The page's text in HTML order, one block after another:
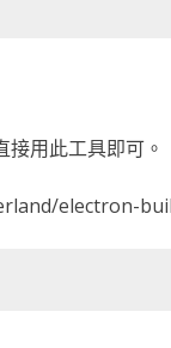
用此工具即可。
electron-